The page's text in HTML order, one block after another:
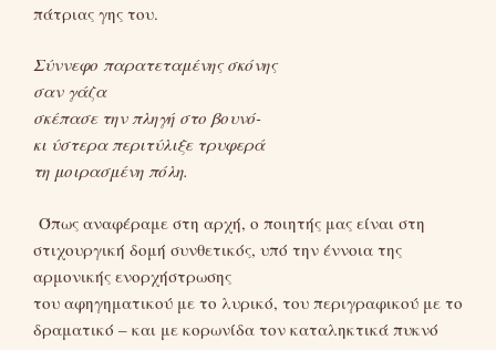
πάτριας γης του.
Σύννεφο παρατεταμένης σκόνης
σαν γάζα
σκέπασε την πληγή στο βουνό-
κι ύστερα περιτύλιξε τρυφερά
τη μοιρασμένη πόλη.
Όπως αναφέραμε στη αρχή, ο ποιητής μας είναι στη
στιχουργική δομή συνθετικός, υπό την έννοια της
αρμονικής ενορχήστρωσης
του αφηγηματικού με το λυρικό, του περιγραφικού με το
δραματικό – και με κορωνίδα τον καταληκτικά πυκνό